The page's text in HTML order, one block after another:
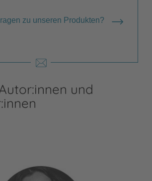
zu unseren Produkten?
und